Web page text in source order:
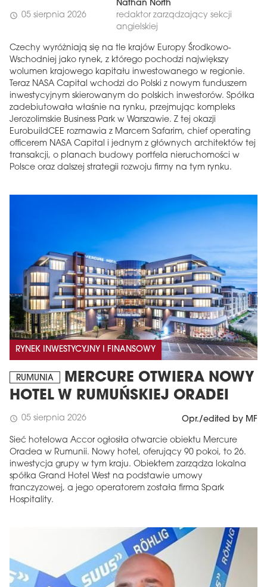
schedule 05 sierpnia 2026
Nathan North
redaktor zarządzający sekcji
angielskiej
Czechy wyróżniają się na tle krajów Europy Środkowo-
Wschodniej jako rynek, z którego pochodzi największy
wolumen krajowego kapitału inwestowanego w regionie.
Teraz NASA Capital wchodzi do Polski z nowym funduszem
inwestycyjnym skierowanym do polskich inwestorów. Spółka
zadebiutowała właśnie na rynku, przejmując kompleks
Jerozolimskie Business Park w Warszawie. Z tej okazji
EurobuildCEE rozmawia z Marcem Safarim, chief operating
officerem NASA Capital i jednym z głównych architektów tej
transakcji, o planach budowy portfela nieruchomości w
Polsce oraz dalszej strategii rozwoju firmy na tym rynku.
RYNEK INWESTYCYJNY I FINANSOWY
RUMUNIA
MERCURE OTWIERA NOWY
HOTEL W RUMUŃSKIEJ ORADEI
schedule 05 sierpnia 2026 Opr./edited by MF
Sieć hotelowa Accor ogłosiła otwarcie obiektu Mercure
Oradea w Rumunii. Nowy hotel, oferujący 90 pokoi, to 26.
inwestycja grupy w tym kraju. Obiektem zarządza lokalna
spółka Grand Hotel West na podstawie umowy
franczyzowej, a jego operatorem została firma Spark
Hospitality.